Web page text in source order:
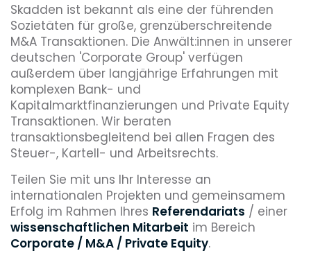
Skadden ist bekannt als eine der führenden
Sozietäten für große, grenzüberschreitende
M&A Transaktionen. Die Anwält:innen in unserer
deutschen 'Corporate Group' verfügen
außerdem über langjährige Erfahrungen mit
komplexen Bank- und
Kapitalmarktfinanzierungen und Private Equity
Transaktionen. Wir beraten
transaktionsbegleitend bei allen Fragen des
Steuer-, Kartell- und Arbeitsrechts.
Teilen Sie mit uns Ihr Interesse an
internationalen Projekten und gemeinsamem
Erfolg im Rahmen Ihres Referendariats / einer
wissenschaftlichen Mitarbeit im Bereich
Corporate / M&A / Private Equity.